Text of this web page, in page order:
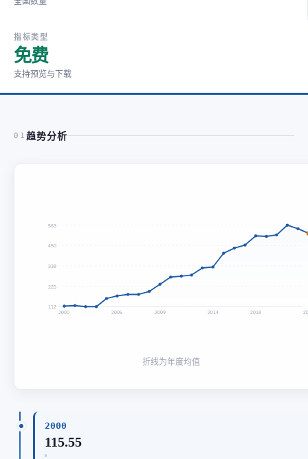
指标类型
免费
支持预览与下载
01 趋势分析
563
450
338
225
112
2000 2005 2009 2014 2018
折线为年度均值
2000
115.55